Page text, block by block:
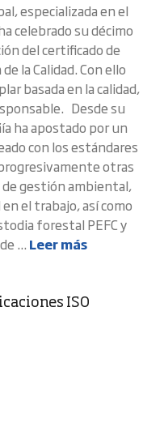
especializada en el
celebrado su décimo
del certificado de
la Calidad. Con ello
basada en la calidad,
Desde su
ha apostado por un
con los estándares
otras
de gestión ambiental,
el trabajo, así como
forestal PEFC y
... Leer más
ISO